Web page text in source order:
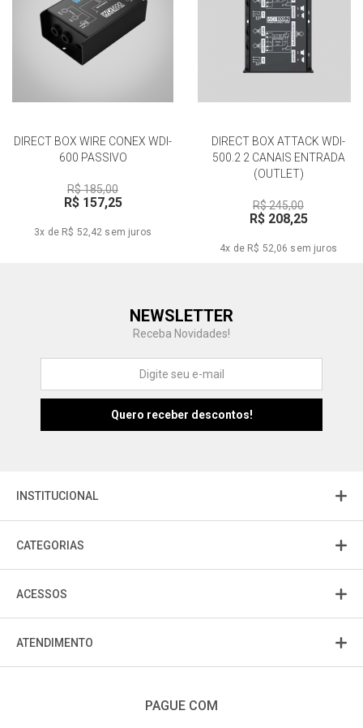
DIRECT BOX WIRE CONEX WDI-
600 PASSIVO
R$ 185,00
R$ 157,25
3x de R$ 52,42 sem juros
DIRECT BOX ATTACK WDI-
500.2 2 CANAIS ENTRADA
(OUTLET)
R$ 245,00
R$ 208,25
4x de R$ 52,06 sem juros
NEWSLETTER
Receba Novidades!
INSTITUCIONAL
CATEGORIAS
ACESSOS
ATENDIMENTO
PAGUE COM
Fu Fujisom